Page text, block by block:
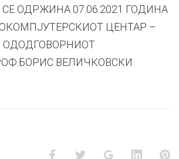
ОДРЖИНА 07.06.2021 ГОДИНА
ЦЕНТАР –
ОДОДГОВОРНИОТ
ВЕЛИЧКОВСКИ
FacebookTwitter Google+